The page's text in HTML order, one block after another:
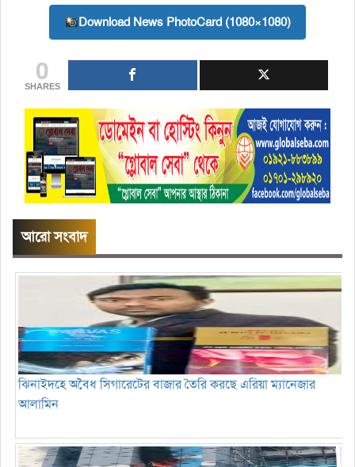
Download News PhotoCard (1080×1080)
0
SHARES
আরো সংবাদ
ঝিনাইদহে অবৈধ সিগারেটের বাজার তৈরি করছে এরিয়া ম্যানেজার
আলামিন